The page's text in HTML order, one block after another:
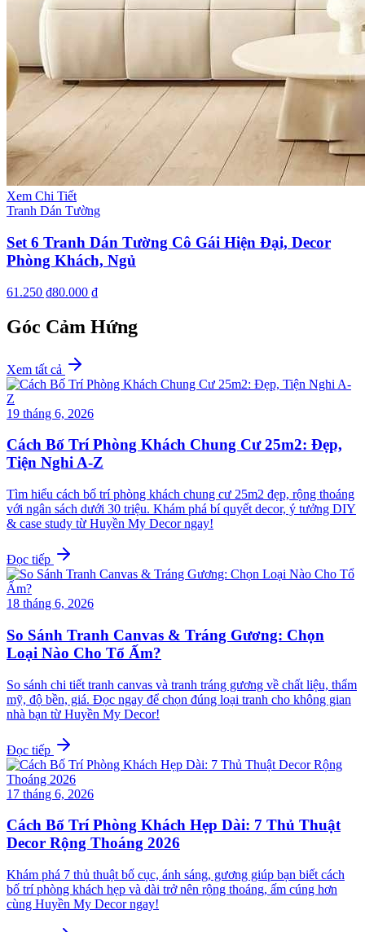
Xem Chi Tiết
Tranh Dán Tường
Set 6 Tranh Dán Tường Cô Gái Hiện Đại, Decor
Phòng Khách, Ngủ
61.250 ₫80.000 ₫
Góc Cảm Hứng
Xem tất cả
19 tháng 6, 2026
Cách Bố Trí Phòng Khách Chung Cư 25m2: Đẹp,
Tiện Nghi A-Z
Tìm hiểu cách bố trí phòng khách chung cư 25m2 đẹp, rộng thoáng
với ngân sách dưới 30 triệu. Khám phá bí quyết decor, ý tưởng DIY
& case study từ Huyền My Decor ngay!
Đọc tiếp
18 tháng 6, 2026
So Sánh Tranh Canvas & Tráng Gương: Chọn
Loại Nào Cho Tổ Ấm?
So sánh chi tiết tranh canvas và tranh tráng gương về chất liệu, thẩm
mỹ, độ bền, giá. Đọc ngay để chọn đúng loại tranh cho không gian
nhà bạn từ Huyền My Decor!
Đọc tiếp
17 tháng 6, 2026
Cách Bố Trí Phòng Khách Hẹp Dài: 7 Thủ Thuật
Decor Rộng Thoáng 2026
Khám phá 7 thủ thuật bố cục, ánh sáng, gương giúp bạn biết cách
bố trí phòng khách hẹp và dài trở nên rộng thoáng, ấm cúng hơn
cùng Huyền My Decor ngay!